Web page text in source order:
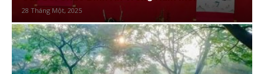
28 Tháng Một, 2025